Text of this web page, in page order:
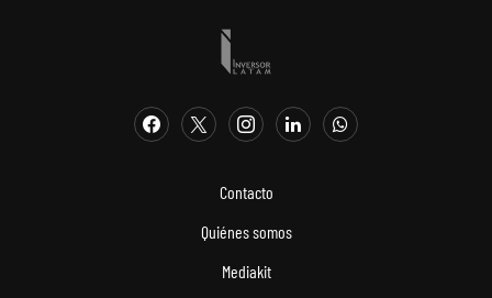
Contacto
Quiénes somos
Mediakit